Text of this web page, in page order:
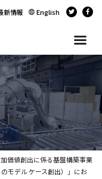
新情報 English
価値創出に係る基盤構築事業
モデル ケース創出）」にお